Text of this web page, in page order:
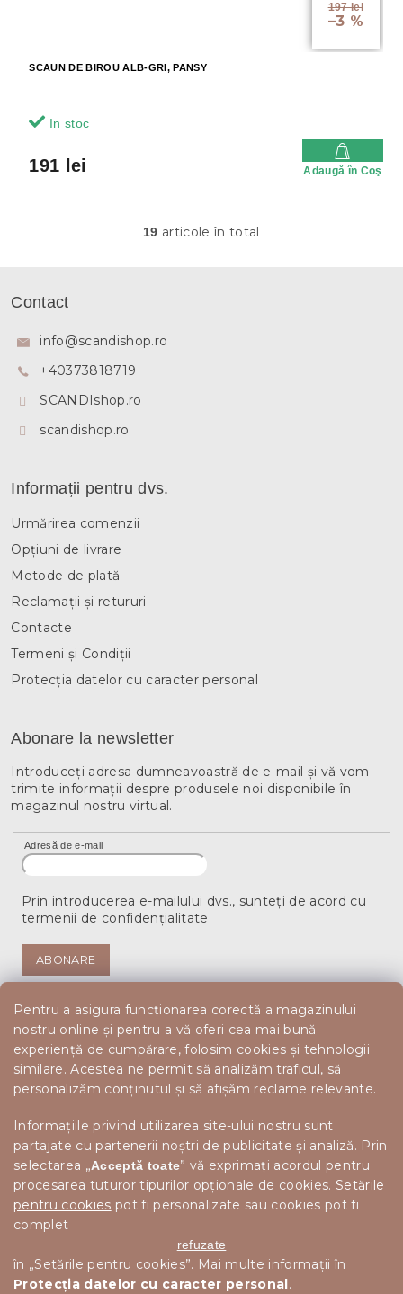
Pentru a asigura funcționarea corectă a magazinului
nostru online și pentru a vă oferi cea mai bună
experiență de cumpărare, folosim cookies și tehnologii
similare. Acestea ne permit să analizăm traficul, să
personalizăm conținutul și să afișăm reclame relevante.
Informațiile privind utilizarea site-ului nostru sunt
partajate cu partenerii noștri de publicitate și analiză. Prin
selectarea „Acceptă toate” vă exprimați acordul pentru
procesarea tuturor tipurilor opționale de cookies. Setările
pentru cookies pot fi personalizate sau cookies pot fi
complet
refuzate
în „Setările pentru cookies”. Mai multe informații în
Protecția datelor cu caracter personal.
197 lei
–3 %
SCAUN DE BIROU ALB-GRI, PANSY
In stoc
191 lei Adaugă în Coş
C
19 articole în total
Contact
info@scandishop.ro
+40373818719
SCANDIshop.ro
scandishop.ro
Informații pentru dvs.
Urmărirea comenzii
Opțiuni de livrare
Metode de plată
Reclamații și retururi
Contacte
Termeni și Condiții
Protecția datelor cu caracter personal
Abonare la newsletter
Introduceţi adresa dumneavoastră de e-mail şi vă vom
trimite informaţii despre produsele noi disponibile în
magazinul nostru virtual.
Adresă de e-mail
Prin introducerea e-mailului dvs., sunteți de acord cu
termenii de confidențialitate
ABONARE